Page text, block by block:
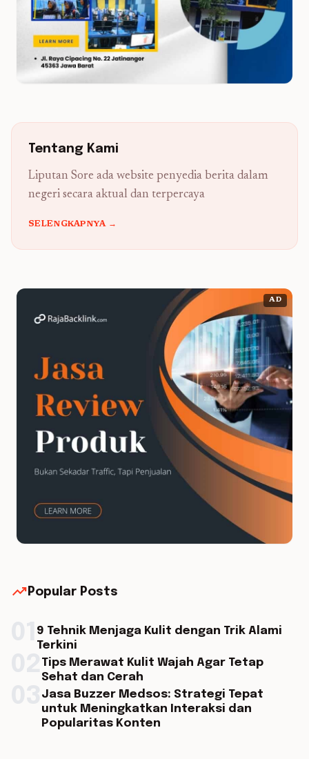
Tentang Kami
Liputan Sore ada website penyedia berita dalam
negeri secara aktual dan terpercaya
SELENGKAPNYA →
AD
trending_up Popular Posts
9 Tehnik Menjaga Kulit dengan Trik Alami
Terkini
Tips Merawat Kulit Wajah Agar Tetap
Sehat dan Cerah
Jasa Buzzer Medsos: Strategi Tepat
untuk Meningkatkan Interaksi dan
Popularitas Konten